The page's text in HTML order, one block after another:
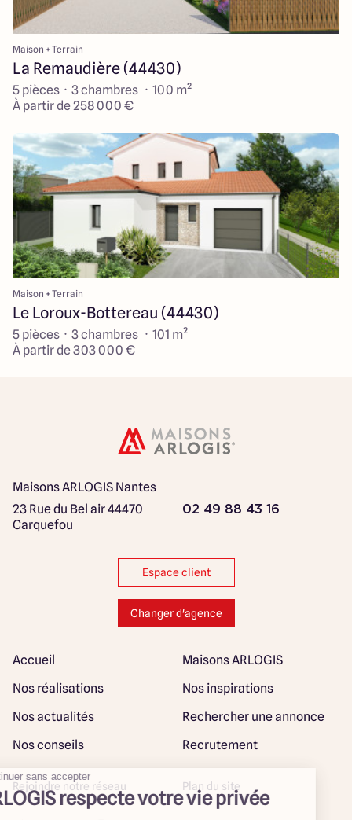
Maison + Terrain
La Remaudière (44430)
5 pièces · 3 chambres · 100 m²
À partir de 258 000 €
Maison + Terrain
Le Loroux-Bottereau (44430)
5 pièces · 3 chambres · 101 m²
À partir de 303 000 €
Maisons ARLOGIS Nantes
23 Rue du Bel air44470
Carquefou
02 49 88 43 16
Espace client
Changer d'agence
Accueil
Maisons ARLOGIS
Nos réalisations
Nos inspirations
Nos actualités
Rechercher une annonce
Nos conseils
Recrutement
Rejoindre notre réseau Plan du site